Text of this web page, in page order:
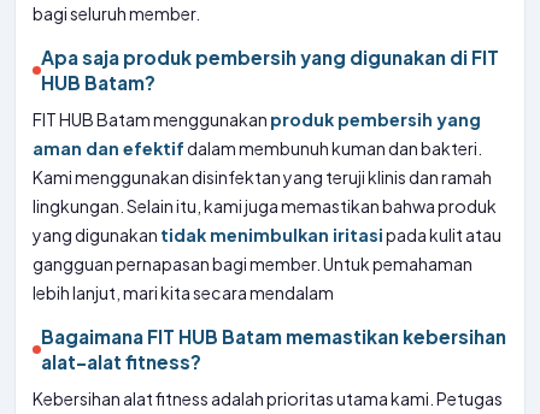
bagi seluruh member.
Apa saja produk pembersih yang digunakan di FIT
HUB Batam?
FIT HUB Batam menggunakan produk pembersih yang
aman dan efektifdalam membunuh kuman dan bakteri.
Kami menggunakan disinfektan yang teruji klinis dan ramah
lingkungan. Selain itu, kami juga memastikan bahwa produk
yang digunakan tidak menimbulkan iritasipada kulit atau
gangguan pernapasan bagi member. Untuk pemahaman
lebih lanjut, mari kita secara mendalam
Bagaimana FIT HUB Batam memastikan kebersihan
alat-alat fitness?
Kebersihan alat fitness adalah prioritas utama kami. Petugas